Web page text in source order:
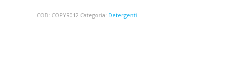
COD: COPYR012 Categoria: Detergenti